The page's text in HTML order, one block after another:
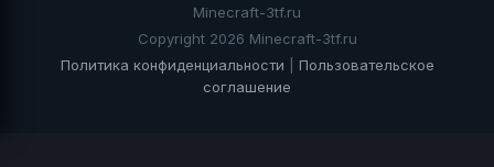
Minecraft-3tf.ru
Copyright 2026 Minecraft-3tf.ru
Политика конфиденциальности
Пользовательское
соглашение